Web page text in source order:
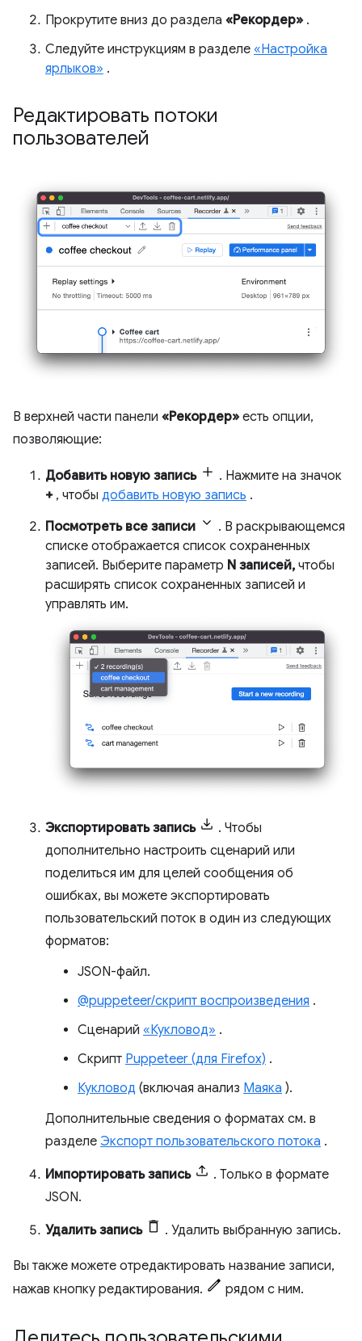
Прокрутите вниз до раздела «Рекордер» .
Следуйте инструкциям в разделе «Настройка
ярлыков» .
Редактировать потоки
пользователей
В верхней части панели «Рекордер» есть опции,
позволяющие:
Добавить новую запись
. Нажмите на значок
+, чтобы добавить новую запись .
Посмотреть все записи
. В раскрывающемся
списке отображается список сохраненных
записей. Выберите параметр N записей, чтобы
расширять список сохраненных записей и
управлять им.
Экспортировать запись
. Чтобы
дополнительно настроить сценарий или
поделиться им для целей сообщения об
ошибках, вы можете экспортировать
пользовательский поток в один из следующих
форматов:
JSON-файл.
@puppeteer/скрипт воспроизведения .
Сценарий «Кукловод» .
Скрипт Puppeteer (для Firefox) .
Кукловод (включая анализ Маяка ).
Дополнительные сведения о форматах см. в
разделе Экспорт пользовательского потока .
Импортировать запись
. Только в формате
JSON.
Удалить запись . Удалить выбранную запись.
Вы также можете отредактировать название записи,
нажав кнопку редактирования.
рядом с ним.